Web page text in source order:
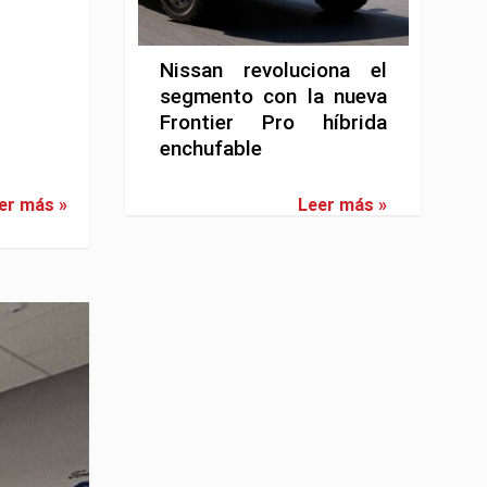
más »
Nissan revoluciona el
segmento con la nueva
Frontier Pro híbrida
enchufable
Leer más »